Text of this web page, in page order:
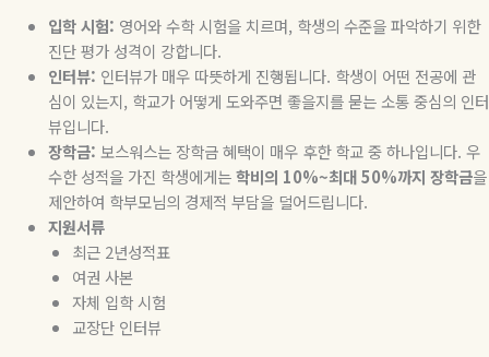
입학 시험: 영어와 수학 시험을 치르며, 학생의 수준을 파악하기 위한
진단 평가 성격이 강합니다.
인터뷰: 인터뷰가 매우 따뜻하게 진행됩니다. 학생이 어떤 전공에 관
심이 있는지, 학교가 어떻게 도와주면 좋을지를 묻는 소통 중심의 인터
뷰입니다.
장학금: 보스워스는 장학금 혜택이 매우 후한 학교 중 하나입니다. 우
수한 성적을 가진 학생에게는학비의 10%~최대50%까지 장학금을
제안하여 학부모님의 경제적 부담을 덜어드립니다.
지원서류
최근2년성적표
여권 사본
자체 입학 시험
교장단 인터뷰